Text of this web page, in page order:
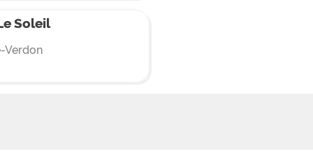
Soleil
Verdon